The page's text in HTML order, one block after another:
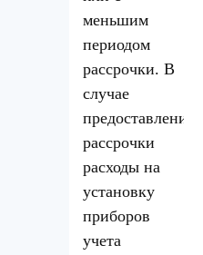
меньшим
периодом
рассрочки. В
случае
предоставления
рассрочки
расходы на
установку
приборов
учета